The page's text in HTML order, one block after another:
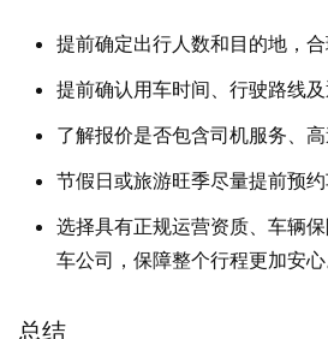
提前确定出行人数和目的地，合
提前确认用车时间、行驶路线及
了解报价是否包含司机服务、高
节假日或旅游旺季尽量提前预约
选择具有正规运营资质、车辆
车公司，保障整个行程更加安心
总结